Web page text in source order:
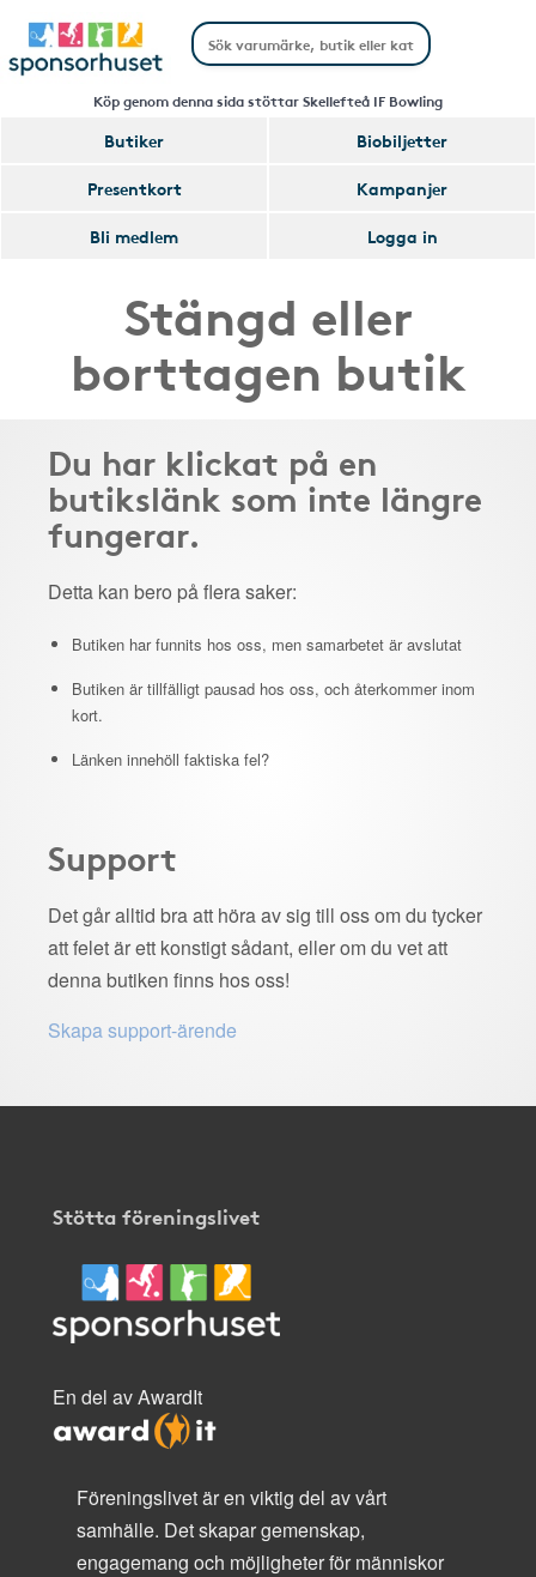
Köp genom denna sida stöttar Skellefteå IF Bowling
Butiker
Biobiljetter
Presentkort
Kampanjer
Bli medlem
Logga in
Stängd eller
borttagen butik
Du har klickat på en
butikslänk som inte längre
fungerar.
Detta kan bero på flera saker:
Butiken har funnits hos oss, men samarbetet är avslutat
Butiken är tillfälligt pausad hos oss, och återkommer inom
kort.
Länken innehöll faktiska fel?
Support
Det går alltid bra att höra av sig till oss om du tycker
att felet är ett konstigt sådant, eller om du vet att
denna butiken finns hos oss!
Skapa support-ärende
Stötta föreningslivet
En del av AwardIt
Föreningslivet är en viktig del av vårt
samhälle. Det skapar gemenskap,
engagemang och möjligheter för människor